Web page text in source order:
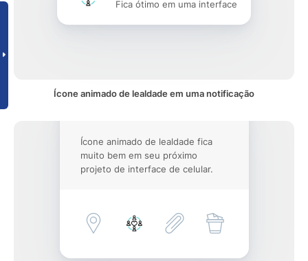
Fica ótimo em uma interface
Ícone animado de lealdade em uma notificação
Ícone animado de lealdade fica
muito bem em seu próximo
projeto de interface de celular.